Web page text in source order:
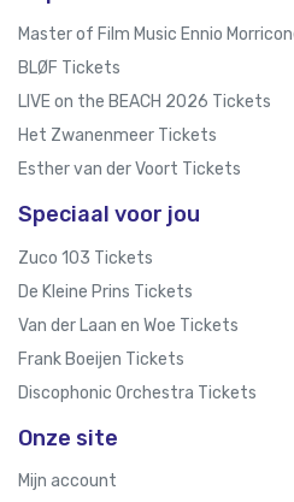
Master of Film Music Ennio
BLØF Tickets
LIVE on the BEACH 2026 Tickets
Het Zwanenmeer Tickets
Esther van der Voort Tickets
Speciaal voor jou
Zuco 103 Tickets
De Kleine Prins Tickets
Van der Laan en Woe Tickets
Frank Boeijen Tickets
Discophonic Orchestra Tickets
Onze site
Mijn account